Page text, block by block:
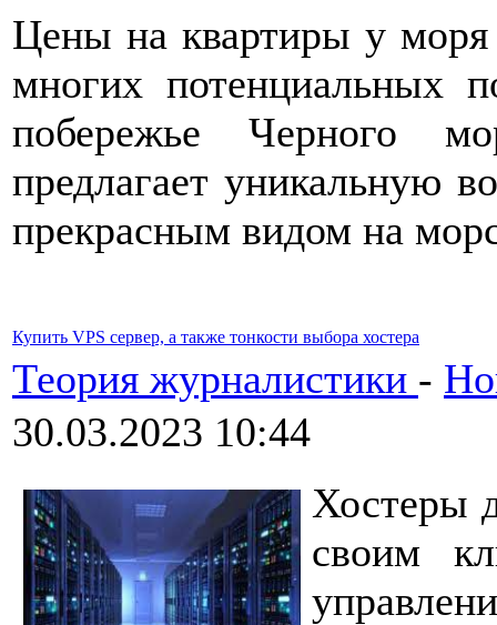
Цены на квартиры у
многих потенциальных
побережье Черного
предлагает уникальную
прекрасным видом на
Купить VPS сервер, а также тонкости выбора хостера
Теория журналистики -
30.03.2023 10:44
Хостеры
своим